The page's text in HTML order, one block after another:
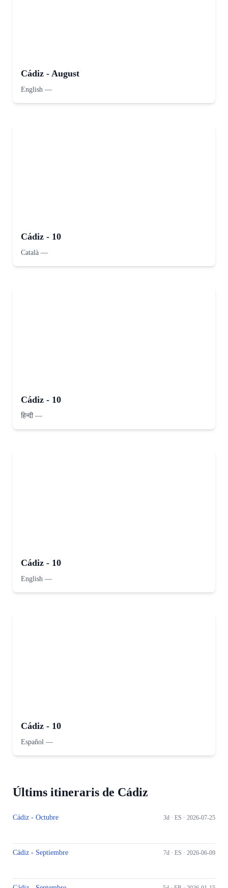
Cádiz - August
English —
Cádiz - 10
Català —
Cádiz - 10
हिन्दी—
Cádiz - 10
English —
Cádiz - 10
Español —
Últims itineraris de Cádiz
Cádiz - Octubre 3d · ES · 2026-07-25
Cádiz - Septiembre 7d · ES · 2026-06-09